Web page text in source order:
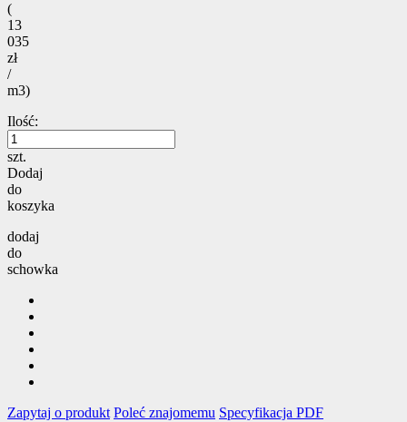
(
13
035
zł
/
m3)
Ilość:
szt.
Dodaj
do
koszyka
dodaj
do
schowka
Zapytaj o produkt Poleć znajomemu Specyfikacja PDF